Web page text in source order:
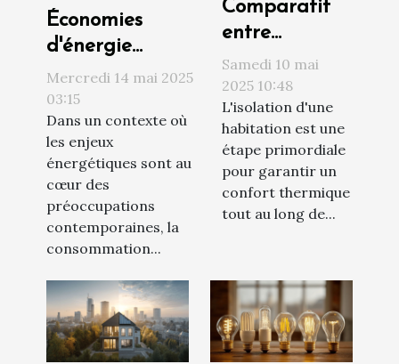
Économies
d'énergie
comment choisir
ses appareils
électroménagers
Mercredi 14 mai 2025
03:15
Dans un contexte où
les enjeux
énergétiques sont au
cœur des
préoccupations
contemporaines, la
consommation...
Comparatif
entre
isolation
thermique
extérieure et
intérieure
Samedi 10 mai
2025 10:48
L'isolation d'une
habitation est une
étape primordiale
pour garantir un
confort thermique
tout au long de...